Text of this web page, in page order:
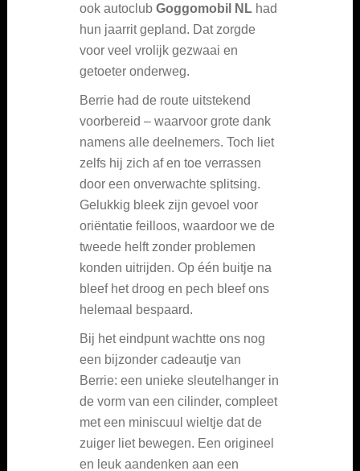
ook autoclub Goggomobil NL had
hun jaarrit gepland. Dat zorgde
voor veel vrolijk gezwaai en
getoeter onderweg.
Berrie had de route uitstekend
voorbereid – waarvoor grote dank
namens alle deelnemers. Toch liet
zelfs hij zich af en toe verrassen
door een onverwachte splitsing.
Gelukkig bleek zijn gevoel voor
oriëntatie feilloos, waardoor we de
tweede helft zonder problemen
konden uitrijden. Op één buitje na
bleef het droog en pech bleef ons
helemaal bespaard.
Bij het eindpunt wachtte ons nog
een bijzonder cadeautje van
Berrie: een unieke sleutelhanger in
de vorm van een cilinder, compleet
met een miniscuul wieltje dat de
zuiger liet bewegen. Een origineel
en leuk aandenken aan een